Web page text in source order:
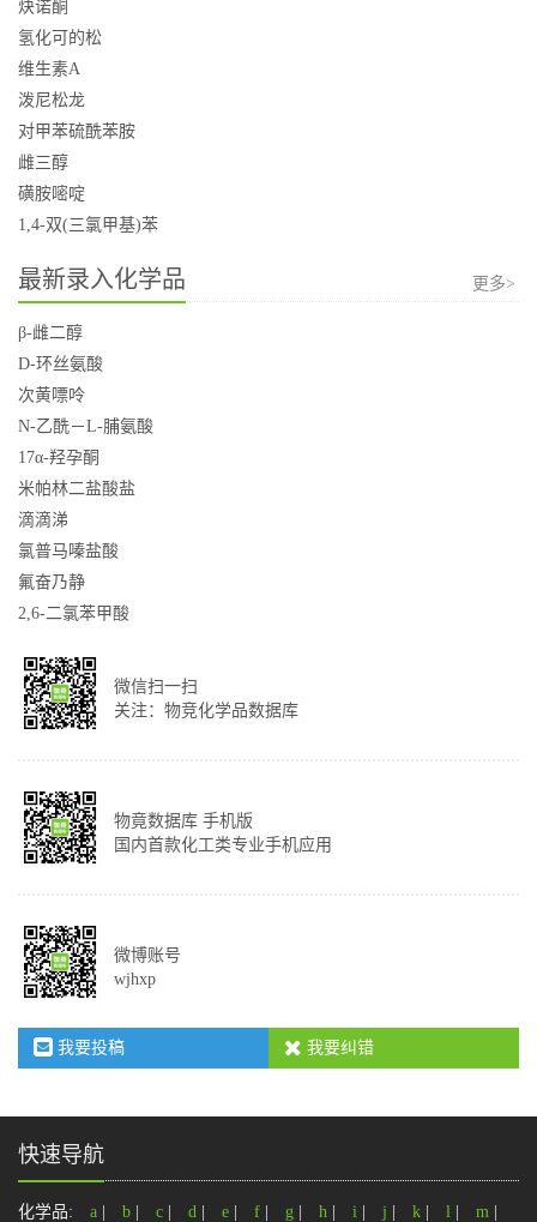
炔诺酮
氢化可的松
维生素A
泼尼松龙
对甲苯硫酰苯胺
雌三醇
磺胺嘧啶
1,4-双(三氯甲基)苯
最新录入化学品 更多>
β-雌二醇
D-环丝氨酸
次黄嘌呤
N-乙酰－L-脯氨酸
17α-羟孕酮
米帕林二盐酸盐
滴滴涕
氯普马嗪盐酸
氟奋乃静
2,6-二氯苯甲酸
微信扫一扫
关注：物竞化学品数据库
物竟数据库 手机版
国内首款化工类专业手机应用
微博账号
wjhxp
我要投稿 我要纠错
快速导航
化学品: a b c d e f g h i j k l m